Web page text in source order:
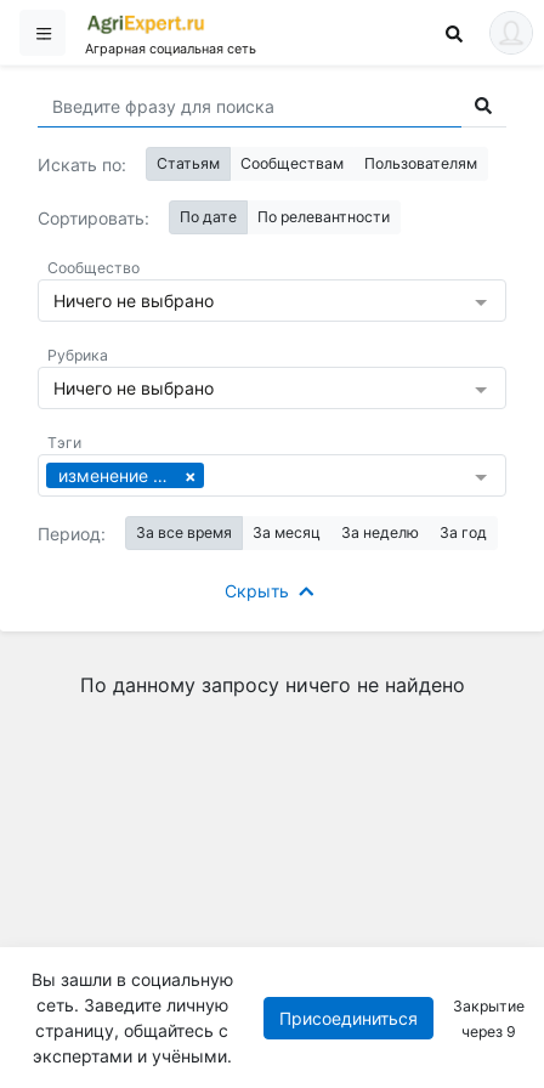
Аграрная социальная сеть
Искать по: Статьям Сообществам Пользователям
Сортировать: По дате По релевантности
Сообщество
Ничего не выбрано
Рубрика
Ничего не выбрано
Тэги
изменение климата
Период: За все время За месяц За неделю За год
Скрыть
По данному запросу ничего не найдено
Вы зашли в социальную
сеть. Заведите личную
страницу, общайтесь с
экспертами и учёными.
Присоединиться
Закрытие
через 9